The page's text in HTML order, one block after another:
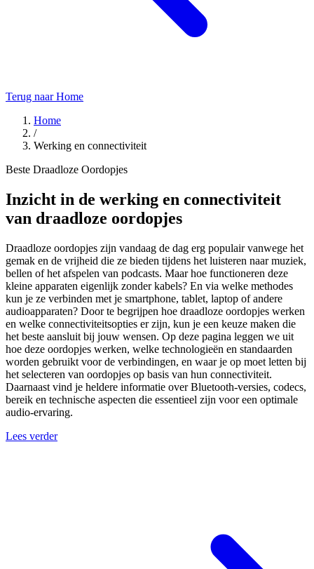
Terug naar Home
Home
/
Werking en connectiviteit
Beste Draadloze Oordopjes
Inzicht in de werking en connectiviteit
van draadloze oordopjes
Draadloze oordopjes zijn vandaag de dag erg populair vanwege het
gemak en de vrijheid die ze bieden tijdens het luisteren naar muziek,
bellen of het afspelen van podcasts. Maar hoe functioneren deze
kleine apparaten eigenlijk zonder kabels? En via welke methodes
kun je ze verbinden met je smartphone, tablet, laptop of andere
audioapparaten? Door te begrijpen hoe draadloze oordopjes werken
en welke connectiviteitsopties er zijn, kun je een keuze maken die
het beste aansluit bij jouw wensen. Op deze pagina leggen we uit
hoe deze oordopjes werken, welke technologieën en standaarden
worden gebruikt voor de verbindingen, en waar je op moet letten bij
het selecteren van oordopjes op basis van hun connectiviteit.
Daarnaast vind je heldere informatie over Bluetooth-versies, codecs,
bereik en technische aspecten die essentieel zijn voor een optimale
audio-ervaring.
Lees verder